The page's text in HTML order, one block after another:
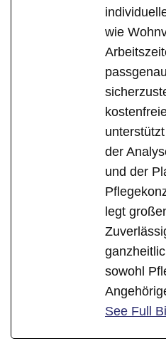
wie
der
und der
legt
sowohl
See Full